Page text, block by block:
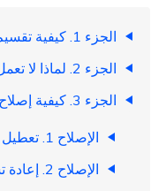
الجزء 1. كيفية تقسيم الشاشة على iPad
الجزء 2. لماذا لا تعمل ميزة تقسيم الشاشة؟
الجزء 3. كيفية إصلاح مشكلة عدم ظهور ميزة تقسيم الشاشة على iPad؟ [مدعوم على iOS 18]
الإصلاح 1. تعطيل وإعادة تمكين المهام المتعددة
الإصلاح 2. إعادة تشغيل جهاز iPad